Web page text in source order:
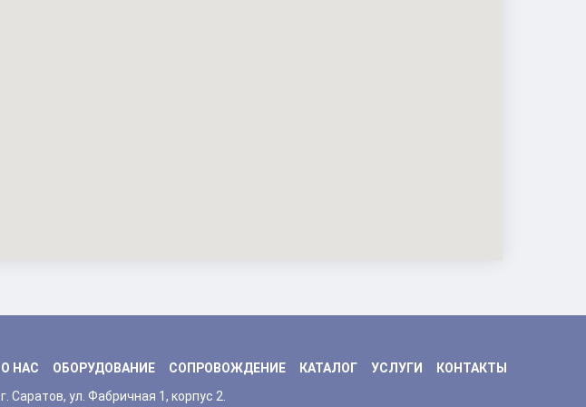
О НАС ОБОРУДОВАНИЕ СОПРОВОЖДЕНИЕ КАТАЛОГ УСЛУГИ
КОНТАКТЫ
г. Саратов, ул. Фабричная 1, корпус 2.